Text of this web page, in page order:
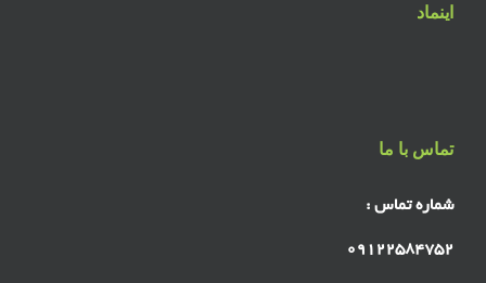
اینماد
تماس با ما
شماره تماس :
۰۹۱۲۲۵۸۴۷۵۲